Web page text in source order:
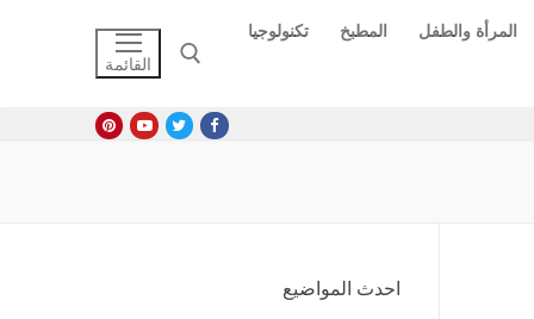
المرأة والطفل المطبخ
تكنولوجيا
القائمة
احدث المواضيع